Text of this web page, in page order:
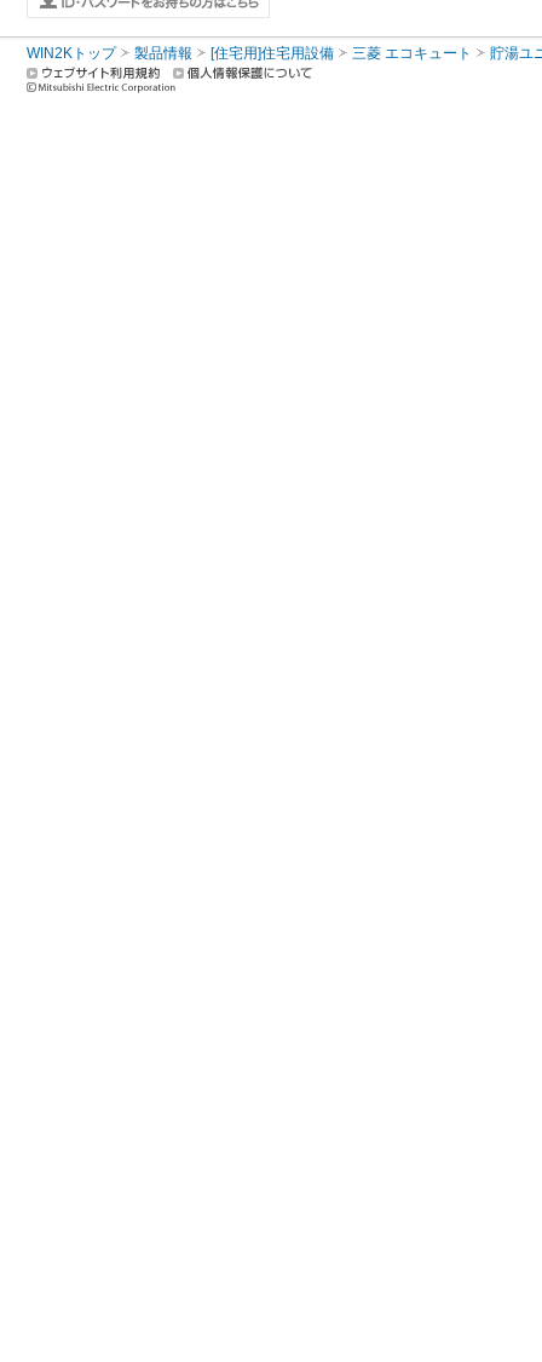
WIN2Kトップ 製品情報 [住宅用]住宅用設備 三菱 エコキュート 貯湯ユ